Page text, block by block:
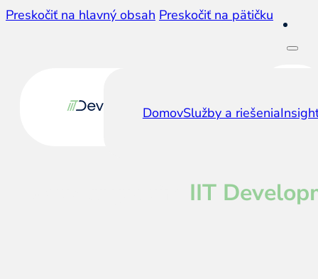
Preskočiť na hlavný obsah Preskočiť na pätičku
DomovSlužby a riešenia
IIT